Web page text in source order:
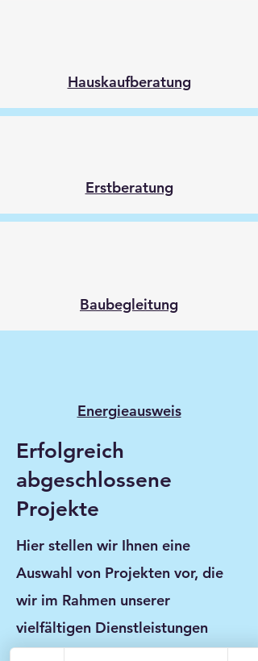
Hauskaufberatung
Erstberatung
Baubegleitung
Energieausweis
Erfolgreich
abgeschlossene
Projekte
Hier stellen wir Ihnen eine
Auswahl von Projekten vor, die
wir im Rahmen unserer
vielfältigen Dienstleistungen